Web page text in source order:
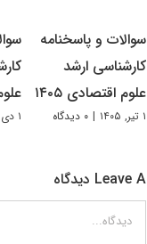
سوالات و پاسخنامه
کارشناسی ارشد
علوم اقتصادی ۱۴۰۵
۱ تیر, ۱۴۰۵ | ۰ دیدگاه ۱ دی, ۱۴۰۳
Leave A دیدگاه
دیدگاه